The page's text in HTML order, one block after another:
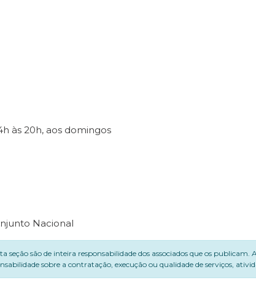
às 20h, aos domingos
Nacional
seção são de inteira responsabilidade dos associados que os
sobre a contratação, execução ou qualidade de serviços,